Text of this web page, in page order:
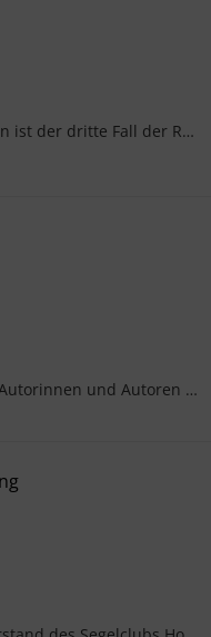
ARNIS - Tödliche Dämonen ist der dritte Fall der Regionalkrimireihe 'Schlei-Krimi' und greift auf...
Immer wieder schreiben Autorinnen und Autoren über Kunstwerke. Dabei dienen sie als Impulse für S...